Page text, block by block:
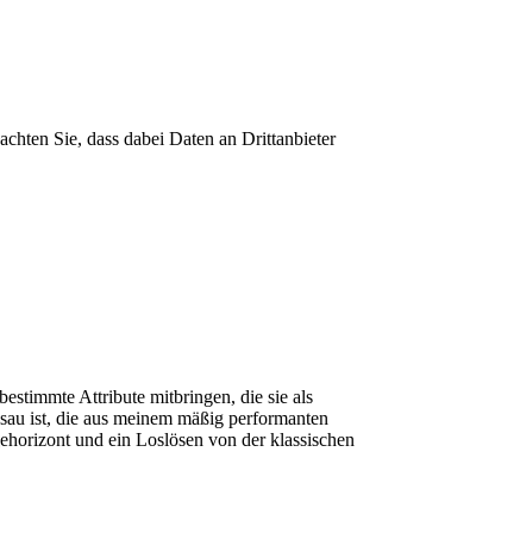
Sie, dass dabei Daten an Drittanbieter
Attribute mitbringen, die sie als
ist, die aus meinem mäßig performanten
und ein Loslösen von der klassischen